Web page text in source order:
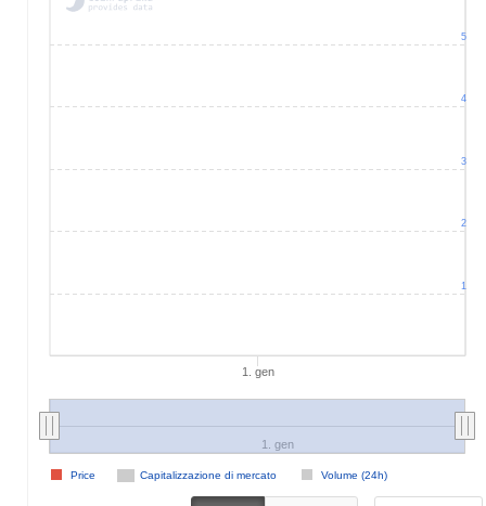
1. gen
Capitalizzazione di mercato Volume (24h)
Price
1. gen
1
2
3
4
5